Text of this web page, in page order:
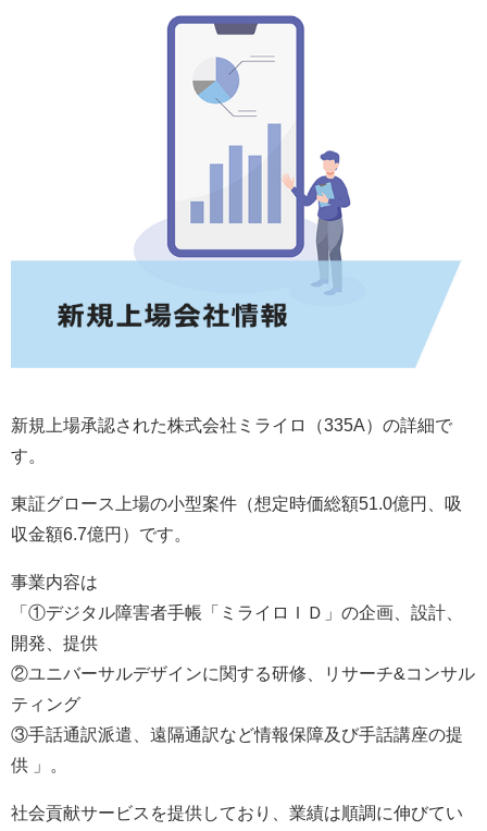
新規上場承認された株式会社ミライロ（335A）の詳細で
す。
東証グロース上場の小型案件（想定時価総額51.0億円、吸
収金額6.7億円）です。
事業内容は
「①デジタル障害者手帳「ミライロＩＤ」の企画、設計、
開発、提供
②ユニバーサルデザインに関する研修、リサーチ&コンサル
ティング
③手話通訳派遣、遠隔通訳など情報保障及び手話講座の提
供 」。
社会貢献サービスを提供しており、業績は順調に伸びてい